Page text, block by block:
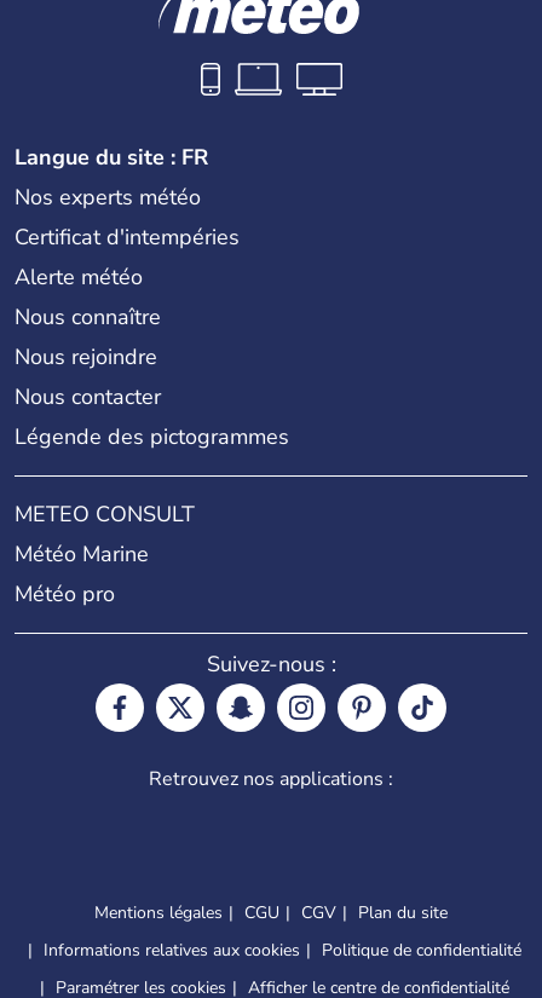
Langue du site : FR
Nos experts météo
Certificat d'intempéries
Alerte météo
Nous connaître
Nous rejoindre
Nous contacter
Légende des pictogrammes
METEO CONSULT
Météo Marine
Météo pro
Suivez-nous :
Retrouvez nos applications :
Mentions légales CGU CGV
Plan du site
Informations relatives aux cookies
Politique de confidentialité
Paramétrer les cookies
Afficher le centre de confidentialité